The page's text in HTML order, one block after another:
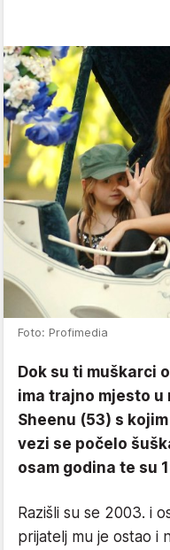
Foto: Profimedia
Dok su ti muškarci
ima trajno mjesto u
Sheenu (53) s
vezi se počelo
osam godina te su
Razišli su se 2003. i
prijatelj mu je ostao i